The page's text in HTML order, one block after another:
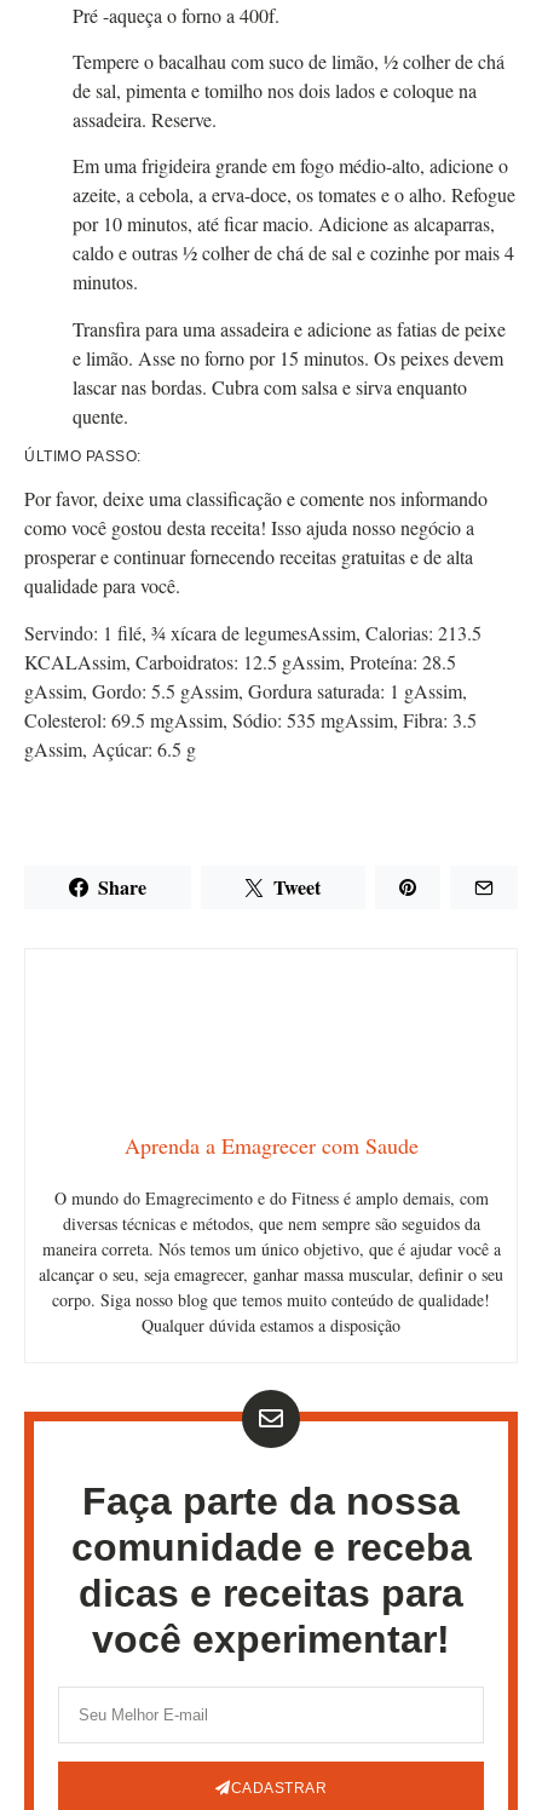
Pré -aqueça o forno a 400f.
Tempere o bacalhau com suco de limão, ½ colher de chá
de sal, pimenta e tomilho nos dois lados e coloque na
assadeira. Reserve.
Em uma frigideira grande em fogo médio-alto, adicione o
azeite, a cebola, a erva-doce, os tomates e o alho. Refogue
por 10 minutos, até ficar macio. Adicione as alcaparras,
caldo e outras ½ colher de chá de sal e cozinhe por mais 4
minutos.
Transfira para uma assadeira e adicione as fatias de peixe
e limão. Asse no forno por 15 minutos. Os peixes devem
lascar nas bordas. Cubra com salsa e sirva enquanto
quente.
ÚLTIMO PASSO:
Por favor, deixe uma classificação e comente nos informando
como você gostou desta receita! Isso ajuda nosso negócio a
prosperar e continuar fornecendo receitas gratuitas e de alta
qualidade para você.
Servindo: 1 filé, ¾ xícara de legumesAssim, Calorias: 213.5
KCALAssim, Carboidratos: 12.5 gAssim, Proteína: 28.5
gAssim, Gordo: 5.5 gAssim, Gordura saturada: 1 gAssim,
Colesterol: 69.5 mgAssim, Sódio: 535 mgAssim, Fibra: 3.5
gAssim, Açúcar: 6.5 g
Share Tweet
Aprenda a Emagrecer com Saude
O mundo do Emagrecimento e do Fitness é amplo demais, com
diversas técnicas e métodos, que nem sempre são seguidos da
maneira correta. Nós temos um único objetivo, que é ajudar você a
alcançar o seu, seja emagrecer, ganhar massa muscular, definir o seu
corpo. Siga nosso blog que temos muito conteúdo de qualidade!
Qualquer dúvida estamos a disposição
Faça parte da nossa
comunidade e receba
dicas e receitas para
você experimentar!
CADASTRAR